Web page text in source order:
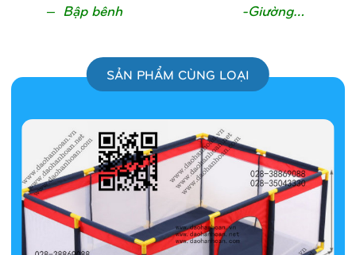
– Bập bênh -Giường…
SẢN PHẨM CÙNG LOẠI